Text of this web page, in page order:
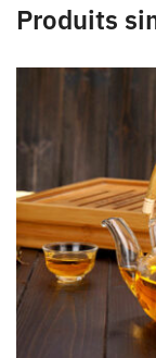
Produits